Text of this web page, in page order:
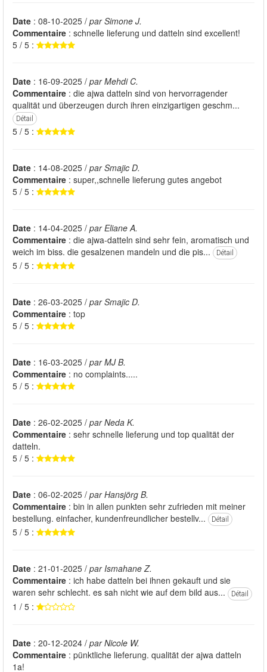
Date : 08-10-2025 / par Simone J.
Commentaire : schnelle lieferung und datteln sind excellent!
5 / 5 :
Date : 16-09-2025 / par Mehdi C.
Commentaire : die ajwa datteln sind von hervorragender
qualität und überzeugen durch ihren einzigartigen geschm...
Détail
5 / 5 :
Date : 14-08-2025 / par Smajic D.
Commentaire : super,,schnelle lieferung gutes angebot
5 / 5 :
Date : 14-04-2025 / par Eliane A.
Commentaire : die ajwa-datteln sind sehr fein, aromatisch und
weich im biss. die gesalzenen mandeln und die pis...
Détail
5 / 5 :
Date : 26-03-2025 / par Smajic D.
Commentaire : top
5 / 5 :
Date : 16-03-2025 / par MJ B.
Commentaire : no complaints.....
5 / 5 :
Date : 26-02-2025 / par Neda K.
Commentaire : sehr schnelle lieferung und top qualität der
datteln.
5 / 5 :
Date : 06-02-2025 / par Hansjörg B.
Commentaire : bin in allen punkten sehr zufrieden mit meiner
bestellung. einfacher, kundenfreundlicher bestellv...
Détail
5 / 5 :
Date : 21-01-2025 / par Ismahane Z.
Commentaire : ich habe datteln bei ihnen gekauft und sie
waren sehr schlecht. es sah nicht wie auf dem bild aus...
Détail
1 / 5 :
Date : 20-12-2024 / par Nicole W.
Commentaire : pünktliche lieferung. qualität der ajwa datteln
1a!